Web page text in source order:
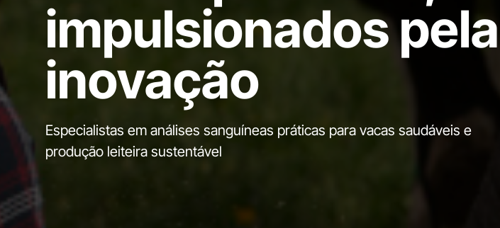
impulsionados pela
inovação
Especialistas em análises sanguíneas práticas para vacas saudáveis e
produção leiteira sustentável